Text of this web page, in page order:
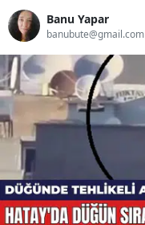
Banu Yapar
banubute@gmail.com